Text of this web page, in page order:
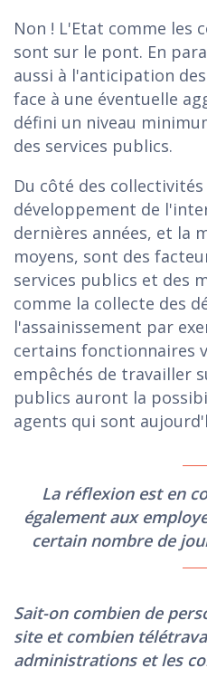
Non ! L'Etat comme
sont sur le pont. En
aussi à l'anticipation
face à une éventuelle
défini un niveau
des services publics.
Du côté des
développement de
dernières années, et la
moyens, sont des
services publics et des
comme la collecte des
l'assainissement par
certains fonctionnaires
empêchés de travailler
publics auront la
agents qui sont
La réflexion est en
également aux
certain nombre de
Sait-on combien de
site et combien
administrations et les